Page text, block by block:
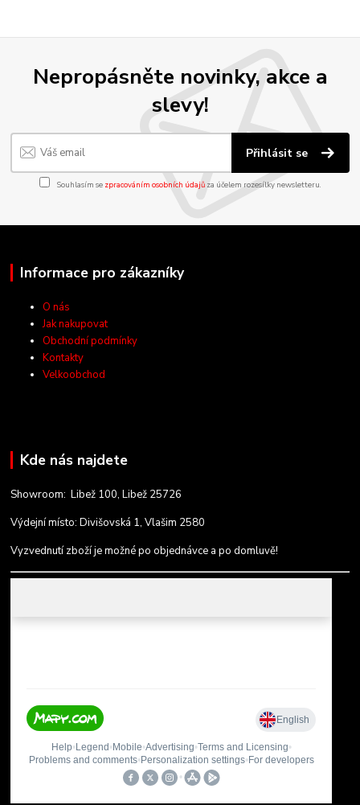
Nepropásněte novinky, akce a
slevy!
Přihlásit se
Souhlasím se zpracováním osobních údajůza účelem rozesílky newsletteru.
Informace pro zákazníky
O nás
Jak nakupovat
Obchodní podmínky
Kontakty
Velkoobchod
Kde nás najdete
Showroom: Libež 100, Libež 25726
Výdejní místo: Divišovská 1, Vlašim 2580
Vyzvednutí zboží je možné po objednávce a po domluvě!